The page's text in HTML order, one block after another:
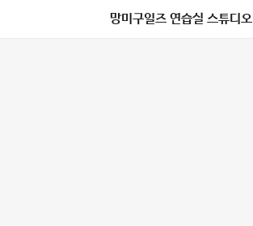
망미구일즈 연습실 스튜디오